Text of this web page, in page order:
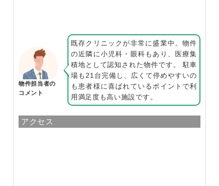
物件担当者の
コメント
既存クリニックが非常に盛業中。物件
の近隣に小児科・眼科もあり、医療集
積地として認知された物件です。 駐車
場も21台完備し、広くて停めやすいの
も患者様に喜ばれているポイントで利
用満足度も高い施設です。
アクセス